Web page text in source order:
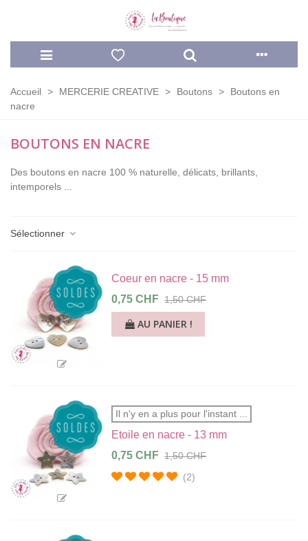
Accueil > MERCERIE CREATIVE > Boutons >
Boutons en
nacre
BOUTONS EN NACRE
Des boutons en nacre 100 % naturelle, délicats, brillants,
intemporels ...
Sélectionner
Coeur en nacre - 15 mm
0,75 CHF 1,50 CHF
AU PANIER !
Il n'y en a plus pour l'instant ...
Etoile en nacre - 13 mm
0,75 CHF 1,50 CHF
(2)